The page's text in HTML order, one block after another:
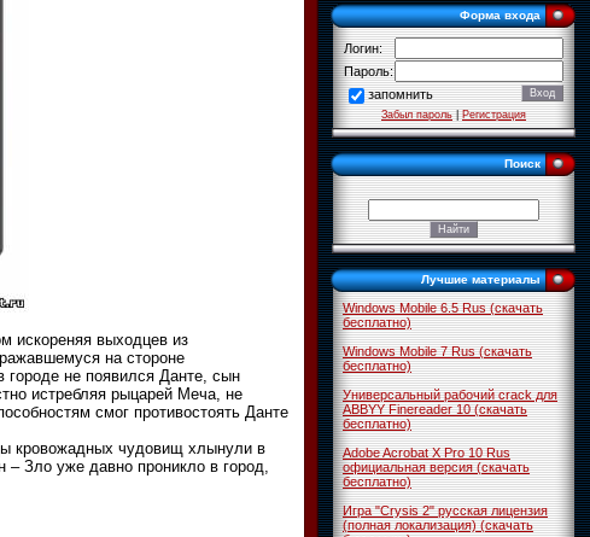
искореняя выходцев из
на стороне
городе не появился Данте, сын
истребляя рыцарей Меча, не
смог противостоять Данте
кровожадных чудовищ хлынули в
– Зло уже давно проникло в город,
Форма входа
Логин:
Пароль:
запомнить
Забыл пароль|Регистрация
Поиск
Лучшие материалы
Windows Mobile 6.5 Rus (скачать
бесплатно)
Windows Mobile 7 Rus (скачать
бесплатно)
Универсальный рабочий crack для
ABBYY Finereader 10 (скачать
бесплатно)
Adobe Acrobat X Pro 10 Rus
официальная версия (скачать
бесплатно)
Игра "Crysis 2" русская лицензия
(полная локализация) (скачать